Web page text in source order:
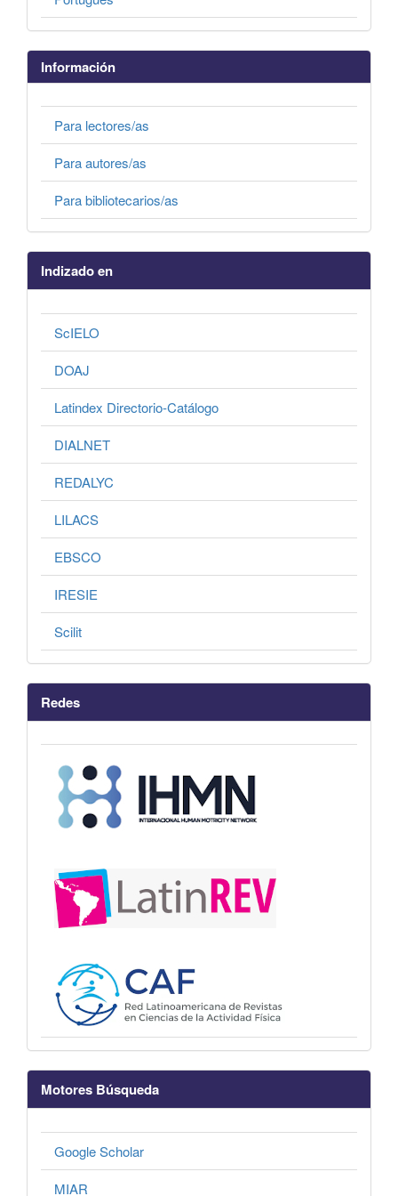
Información
Para lectores/as
Para autores/as
Para bibliotecarios/as
Indizado en
ScIELO
DOAJ
Latindex Directorio-Catálogo
DIALNET
REDALYC
LILACS
EBSCO
IRESIE
Scilit
Redes
Motores Búsqueda
Google Scholar
MIAR